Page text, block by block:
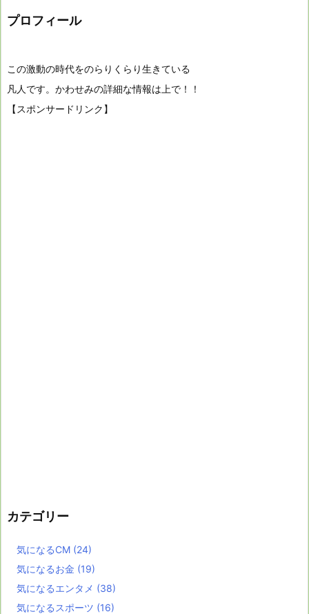
プロフィール
この激動の時代をのらりくらり生きている
凡人です。かわせみの詳細な情報は上で！！
【スポンサードリンク】
カテゴリー
気になるCM (24)
気になるお金 (19)
気になるエンタメ (38)
気になるスポーツ (16)